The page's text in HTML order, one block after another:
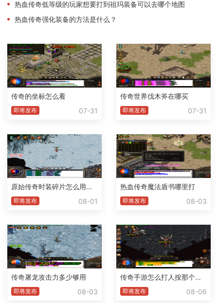
热血传奇低等级的玩家想要打到祖玛装备可以去哪个地图
热血传奇强化装备的方法是什么？
传奇的坐标怎么看
即将发布 07-31
传奇世界伐木斧在哪买
即将发布 07-31
原始传奇时装碎片怎么用不了了
即将发布 08-01
热血传奇魔法盾书哪里打
即将发布 08-03
传奇屠龙攻击力多少够用
即将发布 08-03
传奇手游怎么打人按那个腱子
即将发布 08-06